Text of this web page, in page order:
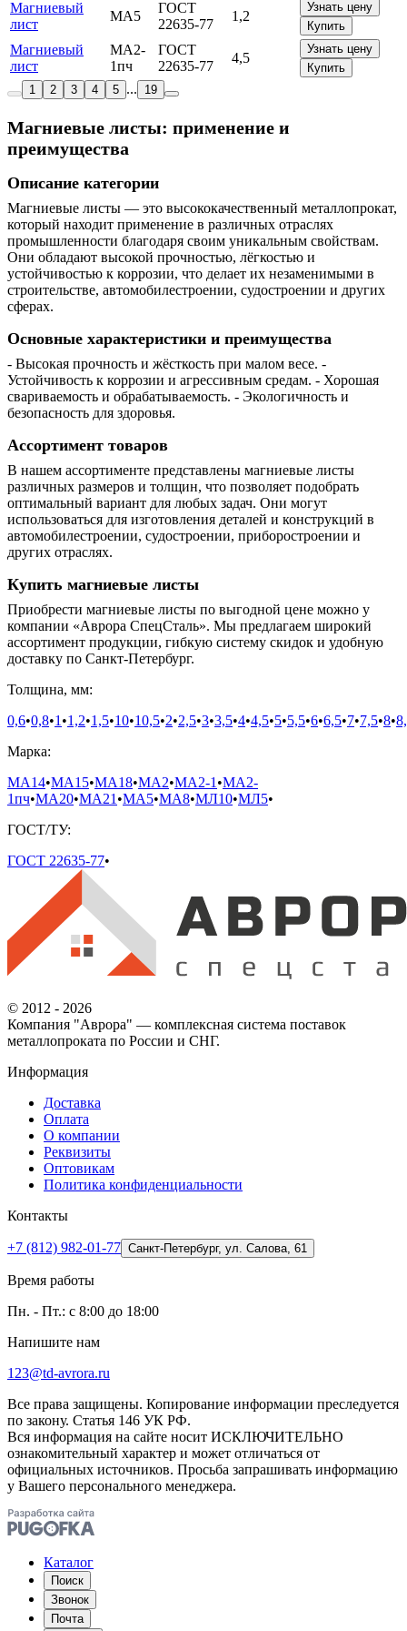
Магниевый
лист
МА5
ГОСТ
22635-77
1,2
Узнать цену
Купить
Магниевый
лист
МА2-
1пч
ГОСТ
22635-77
4,5
Узнать цену
Купить
1
2 3 4 5 ... 19
Магниевые листы: применение и
преимущества
Описание категории
Магниевые листы — это высококачественный металлопрокат,
который находит применение в различных отраслях
промышленности благодаря своим уникальным свойствам.
Они обладают высокой прочностью, лёгкостью и
устойчивостью к коррозии, что делает их незаменимыми в
строительстве, автомобилестроении, судостроении и других
сферах.
Основные характеристики и преимущества
- Высокая прочность и жёсткость при малом весе. -
Устойчивость к коррозии и агрессивным средам. - Хорошая
свариваемость и обрабатываемость. - Экологичность и
безопасность для здоровья.
Ассортимент товаров
В нашем ассортименте представлены магниевые листы
различных размеров и толщин, что позволяет подобрать
оптимальный вариант для любых задач. Они могут
использоваться для изготовления деталей и конструкций в
автомобилестроении, судостроении, приборостроении и
других отраслях.
Купить магниевые листы
Приобрести магниевые листы по выгодной цене можно у
компании «Аврора СпецСталь». Мы предлагаем широкий
ассортимент продукции, гибкую систему скидок и удобную
доставку по Санкт-Петербург.
Толщина, мм:
0,6•0,8•1•1,2•1,5•10•10,5•2•2,5•3•3,5•4•4,5•5•5,5•6•6,5•7•7,5•8•
Марка:
МА14•МА15•МА18•МА2•МА2-1•МА2-
1пч•МА20•МА21•МА5•МА8•МЛ10•МЛ5•
ГОСТ/ТУ:
ГОСТ 22635-77•
© 2012 - 2026
Компания "Аврора" — комплексная система поставок
металлопроката по России и СНГ.
Информация
Доставка
Оплата
О компании
Реквизиты
Оптовикам
Политика конфиденциальности
Контакты
+7 (812) 982-01-77 Санкт-Петербург, ул. Салова, 61
Время работы
Пн. - Пт.: с 8:00 до 18:00
Напишите нам
123@td-avrora.ru
Все права защищены. Копирование информации преследуется
по закону. Статья 146 УК РФ.
Вся информация на сайте носит ИСКЛЮЧИТЕЛЬНО
ознакомительный характер и может отличаться от
официальных источников. Просьба запрашивать информацию
у Вашего персонального менеджера.
Каталог
Поиск
Звонок
Почта